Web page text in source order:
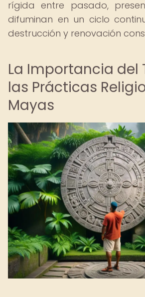
rígida entre pasado,
difuminan en un ciclo
destrucción y renovación
La Importancia del
las Prácticas
Mayas